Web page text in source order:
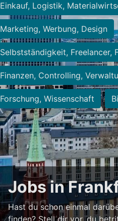
Einkauf, Logistik,
Marketing, Werbung, Design
Selbstständigkeit, Freelancer,
Finanzen, Controlling,
Forschung, Wissenschaft
Jobs in
Hast du schon einmal